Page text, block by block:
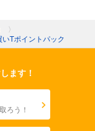
〉
Tポイントパック
ます！
ろう！